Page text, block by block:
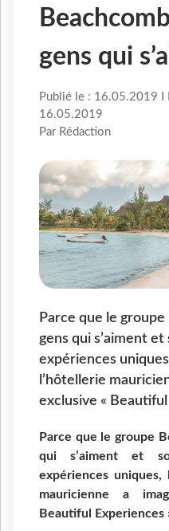
gens qui
Publié le : 16.05.2019 I
16.05.2019
Par Rédaction
Parce que le
gens qui s’aiment
expériences
l’hôtellerie
exclusive «
Parce que le groupe
qui s’aiment et
expériences
mauricienne a
Beautiful Experiences